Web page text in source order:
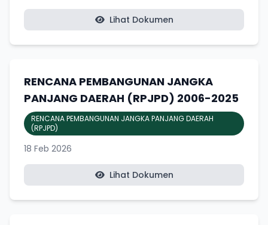
Lihat Dokumen
RENCANA PEMBANGUNAN JANGKA
PANJANG DAERAH (RPJPD) 2006-2025
RENCANA PEMBANGUNAN JANGKA PANJANG DAERAH
(RPJPD)
18 Feb 2026
Lihat Dokumen